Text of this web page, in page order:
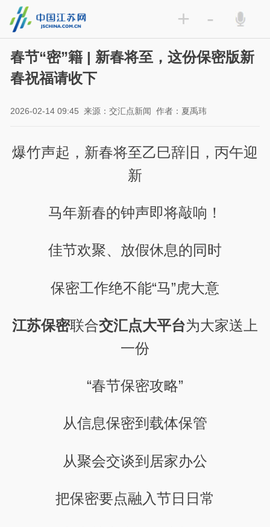
+ -
春节“密”籍 | 新春将至，这份保密版新
春祝福请收下
2026-02-14 09:45 来源：交汇点新闻 作者：夏禹玮
爆竹声起，新春将至乙巳辞旧，丙午迎
新
马年新春的钟声即将敲响！
佳节欢聚、放假休息的同时
保密工作绝不能“马”虎大意
江苏保密联合交汇点大平台为大家送上
一份
“春节保密攻略”
从信息保密到载体保管
从聚会交谈到居家办公
把保密要点融入节日日常